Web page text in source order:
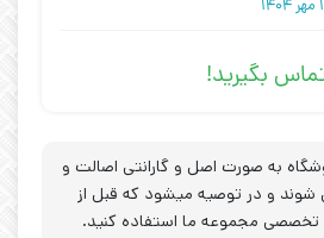
بگیرید!
به صورت اصل و گارانتی اصالت و
شوند و در توصیه میشود که قبل از
تخصصی مجموعه ما استفاده کنید.